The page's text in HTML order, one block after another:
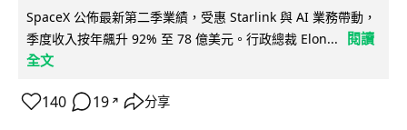
SpaceX 公佈最新第二季業績，受惠 Starlink 與 AI 業務帶動，
季度收入按年飆升 92% 至 78 億美元。行政總裁 Elon...
閱讀
全文
140 19 ↗ 分享